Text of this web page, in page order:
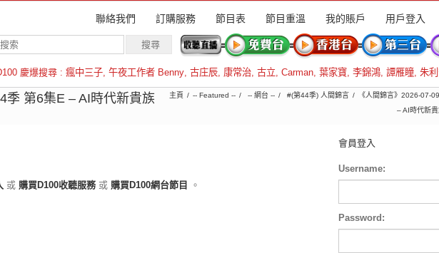
聯絡我們 訂購服務 節目表 節目重溫 我的賬戶 用戶登入
慶爆搜尋 : 瘋中三子, 午夜工作者 Benny, 古庄辰, 康常治, 古立, Carman, 葉家寶, 李錦鴻, 譚雁瞳, 朱
倫斯
季 第6集E – AI時代新貴族
主頁 -- Featured -- -- 網台 -- #(第44季) 人間錦言
《人間錦言》2026-07-
– AI時代新
或 購買D100收聽服務 或 購買D100網台節目 。
會員登入
Username:
Password: